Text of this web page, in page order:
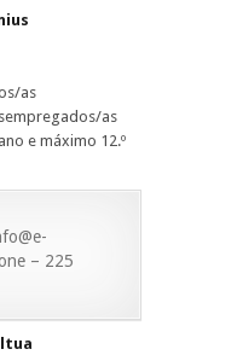
as
as
e máximo 12.º
– 225